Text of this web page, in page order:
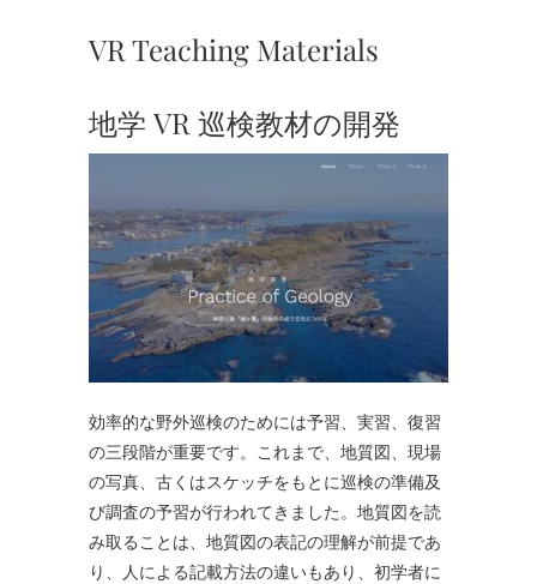
VR Teaching Materials
地学 VR 巡検教材の開発
効率的な野外巡検のためには予習、実習、復習
の三段階が重要です。これまで、地質図、現場
の写真、古くはスケッチをもとに巡検の準備及
び調査の予習が行われてきました。地質図を読
み取ることは、地質図の表記の理解が前提であ
り、人による記載方法の違いもあり、初学者に